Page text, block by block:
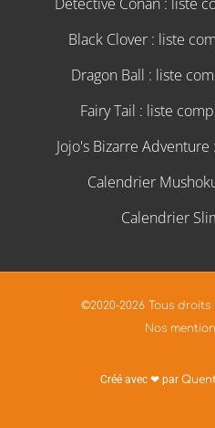
Black Clover : liste
Dragon Ball : liste
Fairy Tail : liste
Jojo's Bizarre
Calendrier
Calendrier
©2020-2026 Tous droits
Nos
Créé avec ❤ par